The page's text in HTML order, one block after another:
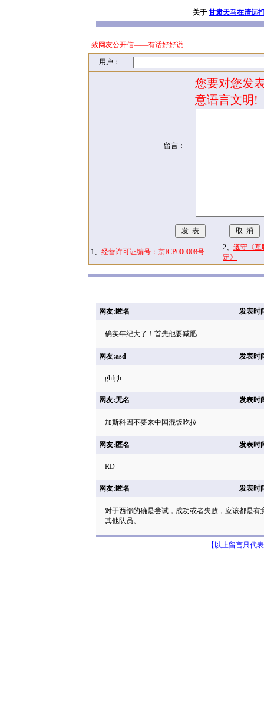
关于 甘肃天马在清远
致网友公开信——有话好好说
用户：
留言：
您要对您发
意语言文明!
1、 经营许可证编号：京ICP000008号
2、 遵守《互
定》
网友:匿名 发表时
确实年纪大了！首先他要减肥
网友:asd 发表时
ghfgh
网友:无名 发表时
加斯科因不要来中国混饭吃拉
网友:匿名 发表时
RD
网友:匿名 发表时
对于西部的确是尝试，成功或者失败，应该都是
其他队员。
【以上留言只代